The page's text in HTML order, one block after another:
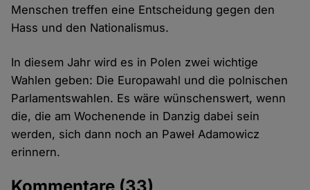
Menschen treffen eine Entscheidung gegen den
Hass und den Nationalismus.
In diesem Jahr wird es in Polen zwei wichtige
Wahlen geben: Die Europawahl und die polnischen
Parlamentswahlen. Es wäre wünschenswert, wenn
die, die am Wochenende in Danzig dabei sein
werden, sich dann noch an Paweł Adamowicz
erinnern.